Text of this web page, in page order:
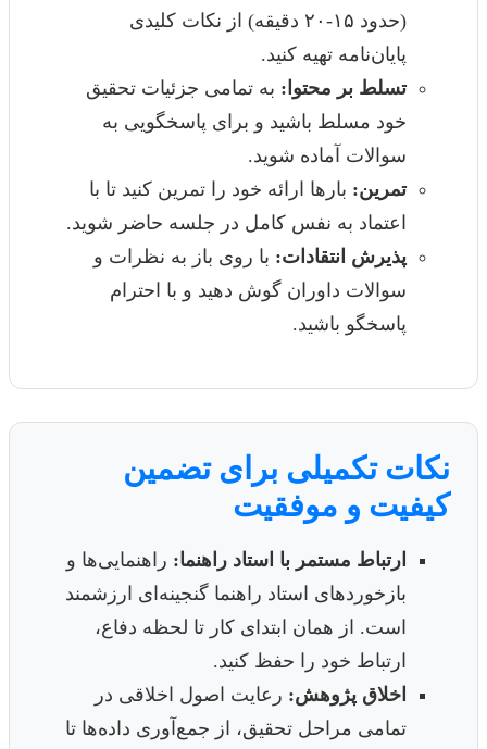
(حدود ۱۵-۲۰ دقیقه) از نکات کلیدی
پایان‌نامه تهیه کنید.
تسلط بر محتوا: به تمامی جزئیات تحقیق
خود مسلط باشید و برای پاسخگویی به
سوالات آماده شوید.
تمرین: بارها ارائه خود را تمرین کنید تا با
اعتماد به نفس کامل در جلسه حاضر شوید.
پذیرش انتقادات: با روی باز به نظرات و
سوالات داوران گوش دهید و با احترام
پاسخگو باشید.
نکات تکمیلی برای تضمین
کیفیت و موفقیت
ارتباط مستمر با استاد راهنما: راهنمایی‌ها و
بازخوردهای استاد راهنما گنجینه‌ای ارزشمند
است. از همان ابتدای کار تا لحظه دفاع،
ارتباط خود را حفظ کنید.
اخلاق پژوهش: رعایت اصول اخلاقی در
تمامی مراحل تحقیق، از جمع‌آوری داده‌ها تا